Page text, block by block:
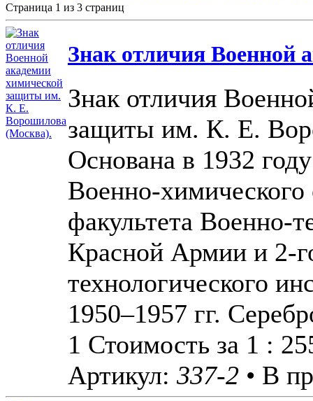
Страница 1 из 3 страниц
Знак отличия Военной
Знак отличия
защиты им. К. Е.
Основана в 1932
Военно-химического
факультета Военно-
Красной Армии и 2-
технологического
1950–1957 гг.
1 Стоимость за 1 :
Артикул: 337-2 • В